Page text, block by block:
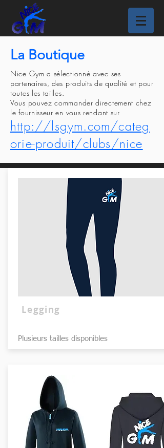
La Boutique
Nice Gym a sélectionné avec ses
partenaires, des produits de qualité et pour
toutes les tailles.
Vous pouvez commander directement chez
le fournisseur en vous rendant sur
http://lsgym.com/categ
orie-produit/clubs/nice
Legging
Plusieurs tailles disponibles